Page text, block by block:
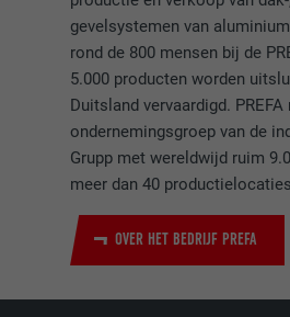
gevelsystemen van
rond de 800 mensen bij de
5.000 producten worden
Duitsland vervaardigd.
ondernemingsgroep van de
Grupp met wereldwijd ruim
meer dan 40
OVER HET BEDRIJF PREFA
AANBIEDER Pinterest
VERVALTIJD
DOEL
Deze cookie bevat
om op meerdere
groeperen wanneer
eenduidig kan